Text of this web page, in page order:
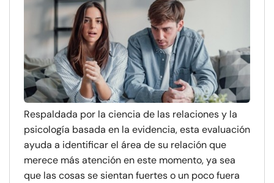
Respaldada por la ciencia de las relaciones y la
psicología basada en la evidencia, esta evaluación
ayuda a identificar el área de su relación que
merece más atención en este momento, ya sea
que las cosas se sientan fuertes o un poco fuera